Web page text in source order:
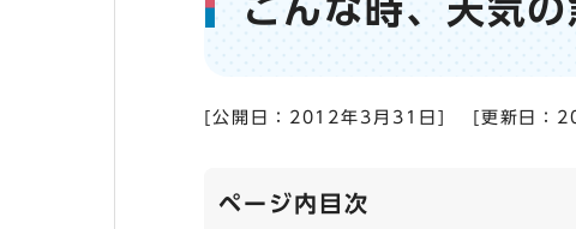
こんな時、天気
[公開日： 2012年3月31日 [更新日：
ページ内目次